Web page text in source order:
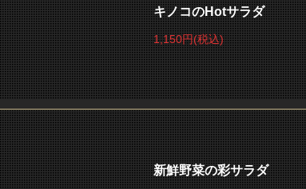
キノコのHotサラダ
1,150円(税込)
新鮮野菜の彩サラダ